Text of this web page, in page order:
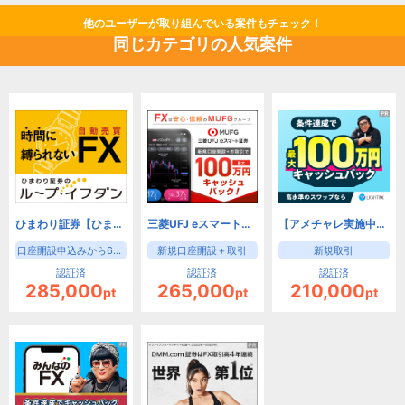
他のユーザーが取り組んでいる案件もチェック！
同じカテゴリの人気案件
ひまわり証券【ひまわりFX】
口座開設申込みから60日以内に、下記①か②どちらかの条件を達成
認証済
285,000pt
三菱UFJ eスマート証券 FX（旧：auカブコム証券）
新規口座開設＋取引
認証済
265,000pt
【アメチャレ実施中！】LIGHT FX（初回入金30万円+新規90lot以上の取引）/トレイダーズ証券
新規取引
認証済
210,000pt